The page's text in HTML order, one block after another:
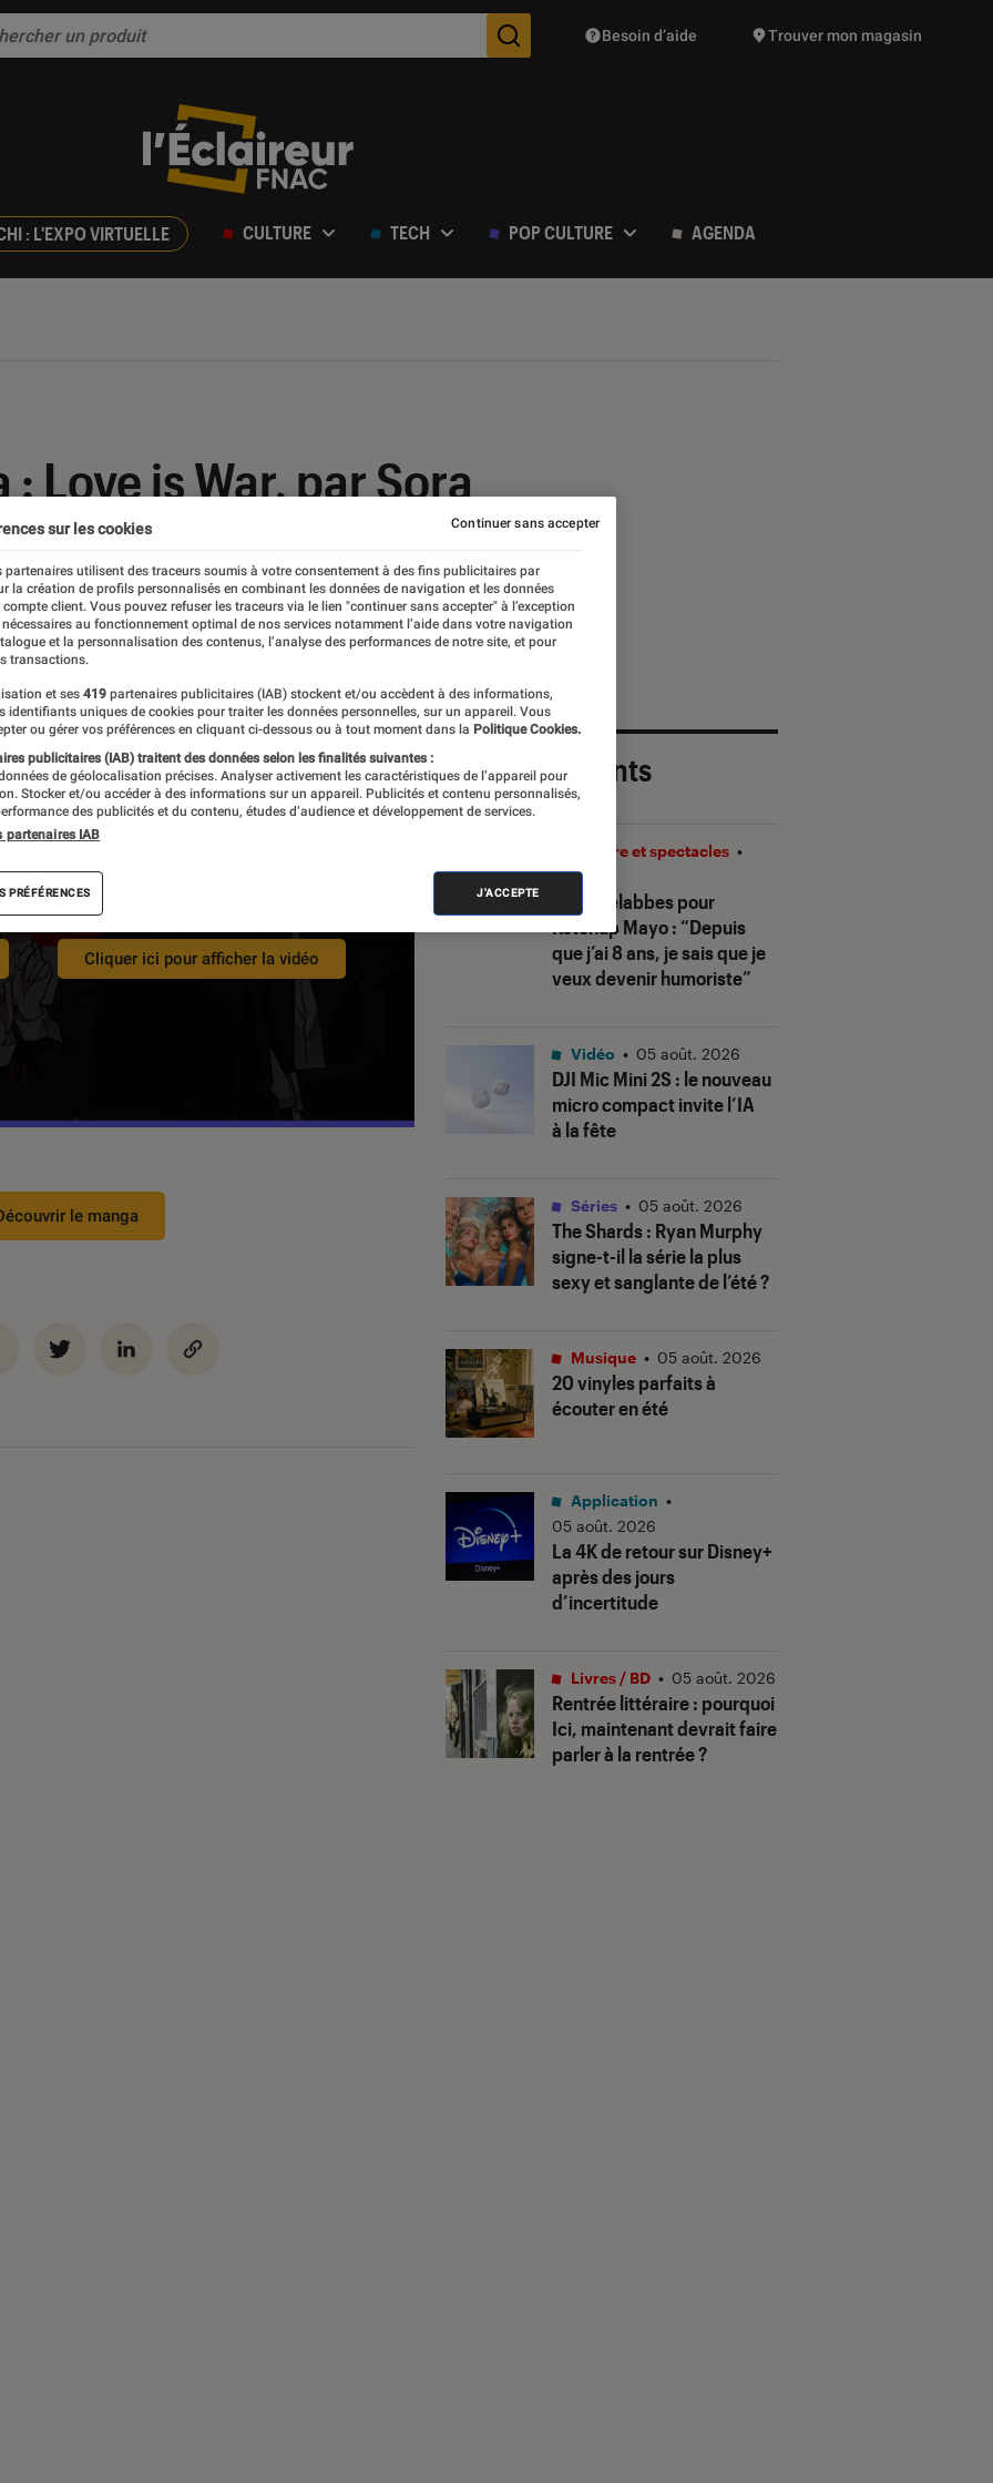
Des suggestions de produits vont vous être proposées
Besoin d’aide Trouver mon magasin
: L'EXPO VIRTUELLE CULTURE TECH POP CULTURE AGENDA
Love is War, par Sora
des cookies publicitaires
nécessaire.
Cliquer ici pour afficher la vidéo
le manga
Les plus récents
Sofia Belabbes pour
Ketchup Mayo: “Depuis
que j’ai 8 ans, je sais que je
veux devenir humoriste”
Théâtre et spectacles •
08H00
DJI Mic Mini 2S : le nouveau
micro compact invite l’IA
à la fête
Vidéo • 05 août. 2026
The Shards: Ryan Murphy
signe-t-il la série la plus
sexy et sanglante de l’été ?
Séries • 05 août. 2026
20 vinyles parfaits à
écouter en été
Musique • 05 août. 2026
La 4K de retour sur Disney+
après des jours
d’incertitude
Application •
05 août. 2026
Rentrée littéraire : pourquoi
Ici, maintenant devrait faire
parler à la rentrée ?
Livres / BD • 05 août. 2026
sur les cookies
partenaires utilisent des traceurs soumis à votre consentement à des fins publicitaires par
la création de profils personnalisés en combinant les données de navigation et les données
compte client. Vous pouvez refuser les traceurs via le lien "continuer sans accepter" à l’exception
au fonctionnement optimal de nos services notamment l’aide dans votre navigation
et la personnalisation des contenus, l’analyse des performances de notre site, et pour
transactions.
et ses 419 partenaires publicitaires (IAB) stockent et/ou accèdent à des informations,
identifiants uniques de cookies pour traiter les données personnelles, sur un appareil. Vous
ou gérer vos préférences en cliquant ci-dessous ou à tout moment dans la Politique Cookies.
publicitaires (IAB) traitent des données selon les finalités suivantes :
de géolocalisation précises. Analyser activement les caractéristiques de l’appareil pour
Stocker et/ou accéder à des informations sur un appareil. Publicités et contenu personnalisés,
des publicités et du contenu, études d’audience et développement de services.
partenaires IAB
PRÉFÉRENCES J'ACCEPTE
Continuer sans accepter